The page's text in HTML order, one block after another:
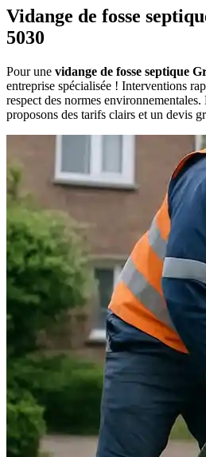
Vidange de fosse
5030
Pour une vidange de fosse septique
entreprise spécialisée ! Interventions
respect des normes
proposons des tarifs clairs et un devis